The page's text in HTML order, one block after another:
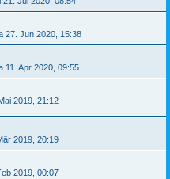
27. Jun 2020, 15:38
11. Apr 2020, 09:55
2019, 21:12
2019, 20:19
2019, 00:07